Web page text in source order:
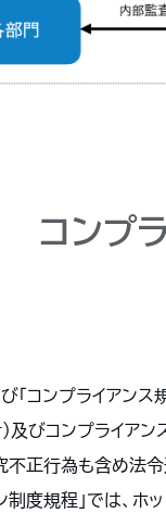
コンプ
「コンプライアン
及びコンプライア
不正行為も含め法
制度規程」では、